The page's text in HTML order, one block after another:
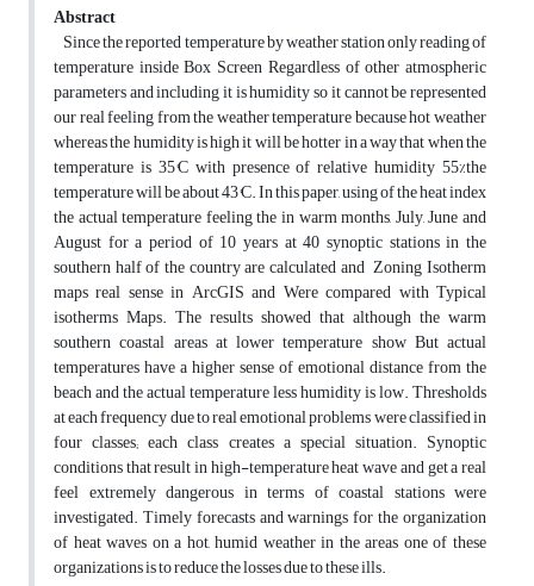
Abstract
Since the reported temperature by weather station only reading of
temperature inside Box Screen Regardless of other atmospheric
parameters and including it is humidity so it cannot be represented
our real feeling from the weather temperature because hot weather
whereas the humidity is high it will be hotter in a way that when the
temperature is 35°C with presence of relative humidity 55%the
temperature will be about 43°C. In this paper, using of the heat index
the actual temperature feeling the in warm months, July, June and
August for a period of 10 years at 40 synoptic stations in the
southern half of the country are calculated and Zoning Isotherm
maps real sense in ArcGIS and Were compared with Typical
isotherms Maps. The results showed that although the warm
southern coastal areas at lower temperature show But actual
temperatures have a higher sense of emotional distance from the
beach and the actual temperature less humidity is low. Thresholds
at each frequency due to real emotional problems were classified in
four classes; each class creates a special situation. Synoptic
conditions that result in high-temperature heat wave and get a real
feel extremely dangerous in terms of coastal stations were
investigated. Timely forecasts and warnings for the organization
of heat waves on a hot, humid weather in the areas one of these
organizations is to reduce the losses due to these ills.